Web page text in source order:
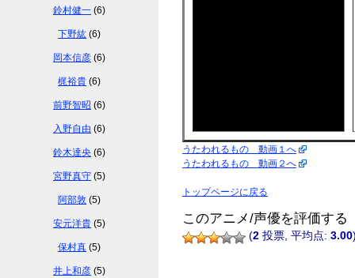
うたわれるもの 動画１へ
うたわれるもの 動画２へ
トップページに戻る
このアニメ/声優を評価する
(2 投票, 平均点: 3.00
鈴村健一 (6)
下野紘 (6)
岡本信彦 (6)
梶裕貴 (6)
前野智昭 (6)
入野自由 (6)
鈴木達央 (6)
宮野真守 (5)
阿部敦 (5)
安元洋貴 (5)
保村真 (5)
井上和彦 (5)